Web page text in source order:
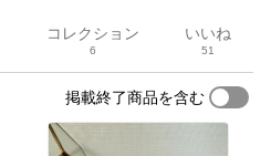
コレクション
6
いいね
51
掲載終了商品を含む